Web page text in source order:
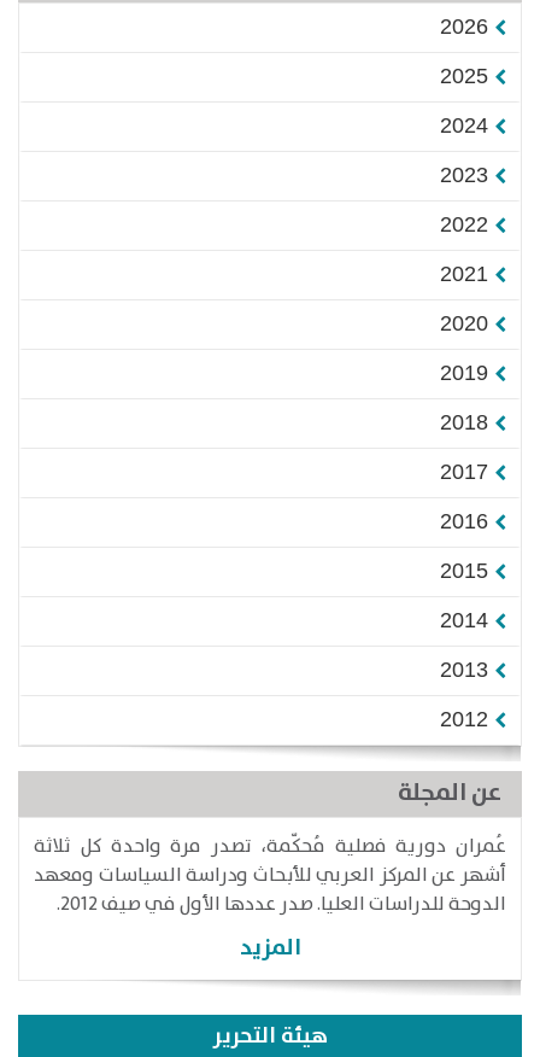
2026
2025
2024
2023
2022
2021
2020
2019
2018
2017
2016
2015
2014
2013
2012
عن المجلة
عُمران دورية فصلية مُحكّمة، تصدر مرة واحدة كل ثلاثة
أشهر عن المركز العربي للأبحاث ودراسة السياسات ومعهد
الدوحة للدراسات العليا. صدر عددها الأول في صيف 2012.
المزيد
هيئة التحرير